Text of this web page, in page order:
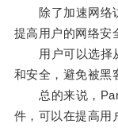
除了加速网络访
提高用户的网络安
用户可以选择从
和安全，避免被黑
总的来说，
件，可以在提高用